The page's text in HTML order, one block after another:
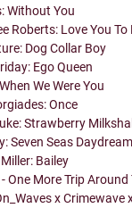
Without You
Roberts: Love You To
Dog Collar Boy
Ego Queen
We Were You
Once
Strawberry
Seven Seas Daydream
Bailey
One More Trip Around
x Crimewave